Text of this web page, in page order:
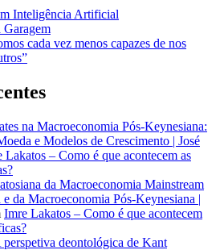
Inteligência Artificial
cada vez menos capazes de nos
na Macroeconomia Pós-Keynesiana:
e Modelos de Crescimento | José
Lakatos – Como é que acontecem as
da Macroeconomia Mainstream
da Macroeconomia Pós-Keynesiana |
Imre Lakatos – Como é que acontecem
perspetiva deontológica de Kant